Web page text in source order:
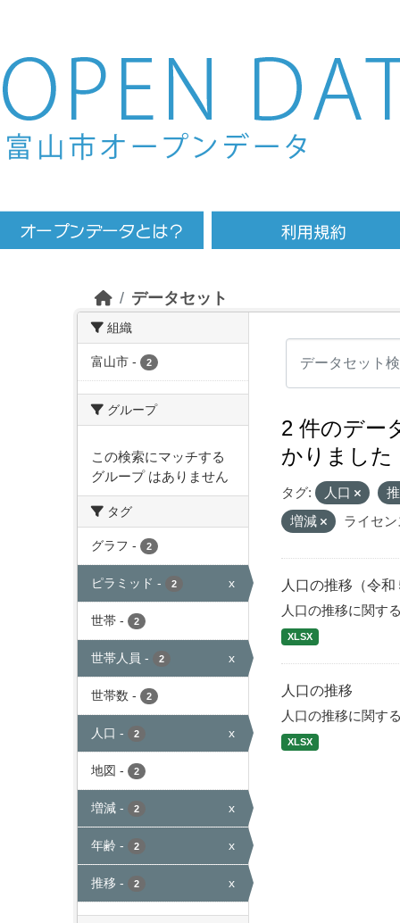
Skip to main content
データセット
組織
富山市 - 2
グループ
この検索にマッチする
グループ はありません
タグ
グラフ - 2
ピラミッド - 2 x
世帯 - 2
世帯人員 - 2 x
世帯数 - 2
人口 - 2 x
地図 - 2
増減 - 2 x
年齢 - 2 x
推移 - 2 x
2 件のデー
かりました
タグ: 人口
増減
ライセン
人口の推移（令和
人口の推移に関す
XLSX
人口の推移
人口の推移に関す
XLSX